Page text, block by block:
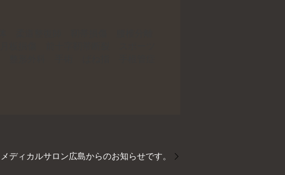
ディカルサロン広島からのお知らせです。